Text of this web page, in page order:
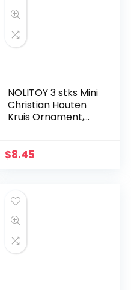
NOLITOY 3 stks Mini
Christian Houten
Kruis Ornament,
Wanddecoratie
$8.45